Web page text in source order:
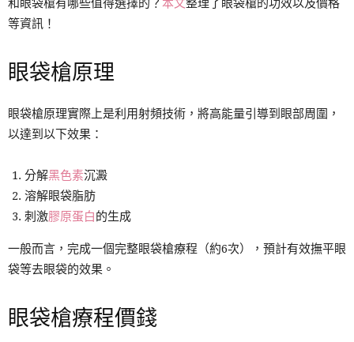
等資訊！
眼袋槍原理
眼袋槍原理實際上是利用射頻技術，將高能量引導到眼部周圍，
以達到以下效果：
分解黑色素沉澱
溶解眼袋脂肪
刺激膠原蛋白的生成
一般而言，完成一個完整眼袋槍療程（約6次），預計有效撫平眼
袋等去眼袋的效果。
眼袋槍療程價錢